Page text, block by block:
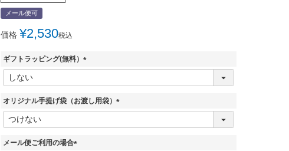
メール便可
価格 ¥2,530税込
ギフトラッピング(無料）
(
)
オリジナル手提げ袋（お渡し用袋）
(
メール便ご利用の場合